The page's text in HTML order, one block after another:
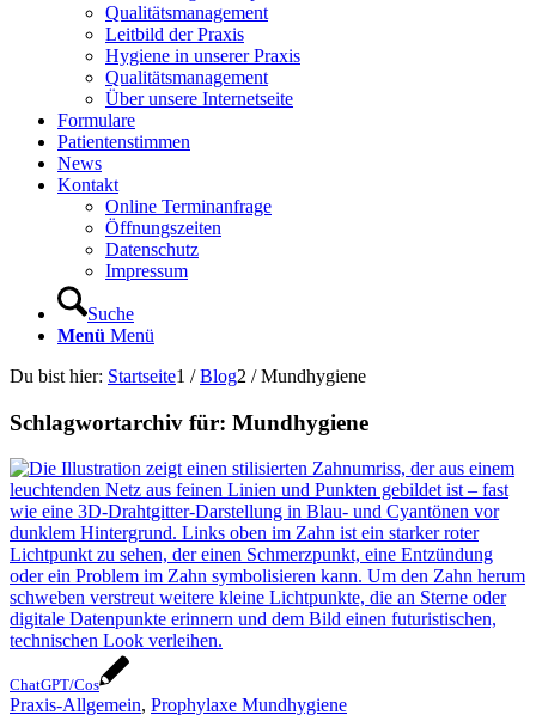
Qualitätsmanagement
Leitbild der Praxis
Hygiene in unserer Praxis
Qualitätsmanagement
Über unsere Internetseite
Formulare
Patientenstimmen
News
Kontakt
Online Terminanfrage
Öffnungszeiten
Datenschutz
Impressum
Suche
Menü Menü
Du bist hier: Startseite1 / Blog2 / Mundhygiene
Schlagwortarchiv für: Mundhygiene
ChatGPT/Cos
Praxis-Allgemein, Prophylaxe Mundhygiene